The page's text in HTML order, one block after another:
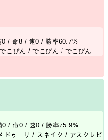
/ 命8 / 速0 / 勝率60.7%
でこぴん /でこぴん / でこぴん
/ 命0 / 速0 / 勝率75.9%
ドゥーサ / スネイク / アスクレピ